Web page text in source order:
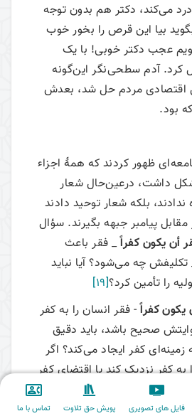
می‌‌کند، دکتر هم بدون توجه
بیا این قرص را بخور خوب
عجب دکتر خوبی! با یک
کرد. آدم سطحی‌نگر این‌گونه
مردم حل شد، بعدش
بود.
ظهور کردند که همۀ اجزاء
داشت، درعین‌حال شعار
بلکه شعار توحید دادند
پیامبر جبهه بگیرند. سؤال
أن یکون کفراً_ فقر باعث
چه می‌‌شود؟ آیا نباید
را تأمین کرد؟[19]
یکون کفراً- فقر انسان را به کفر
صحیح باشد، باید دقیق
کفر ایجاد می‌‌کند؟ اگر
به کفر نزدیک کند یا اقتضای کفر
بی‌اعتقادی و
این باید در همه‌جا یک
فایل های تصویری پویش حق تلاوت تماس با ما